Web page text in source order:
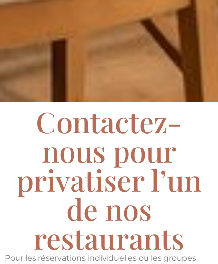
Contactez-
nous pour
privatiser l’un
de nos
restaurants
Pour les réservations individuelles ou les groupes